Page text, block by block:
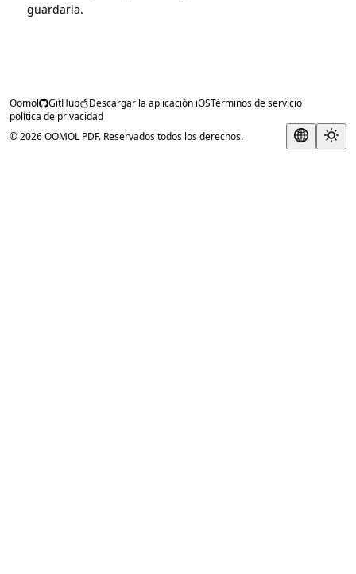
guardarla.
Oomol GitHub Descargar la aplicación iOSTérminos de servicio
política de privacidad
© 2026 OOMOL PDF. Reservados todos los derechos.